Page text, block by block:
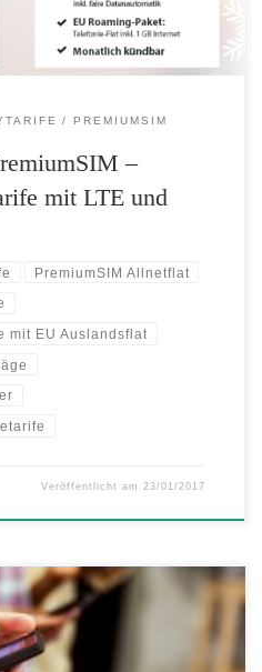
PREMIUMSIM
–
mit LTE und
PremiumSIM Allnetflat
mit EU Auslandsflat
Veröffentlicht am 23/01/2017
jeden Zweiten ist der monatliche
Kriterium wenn es darum